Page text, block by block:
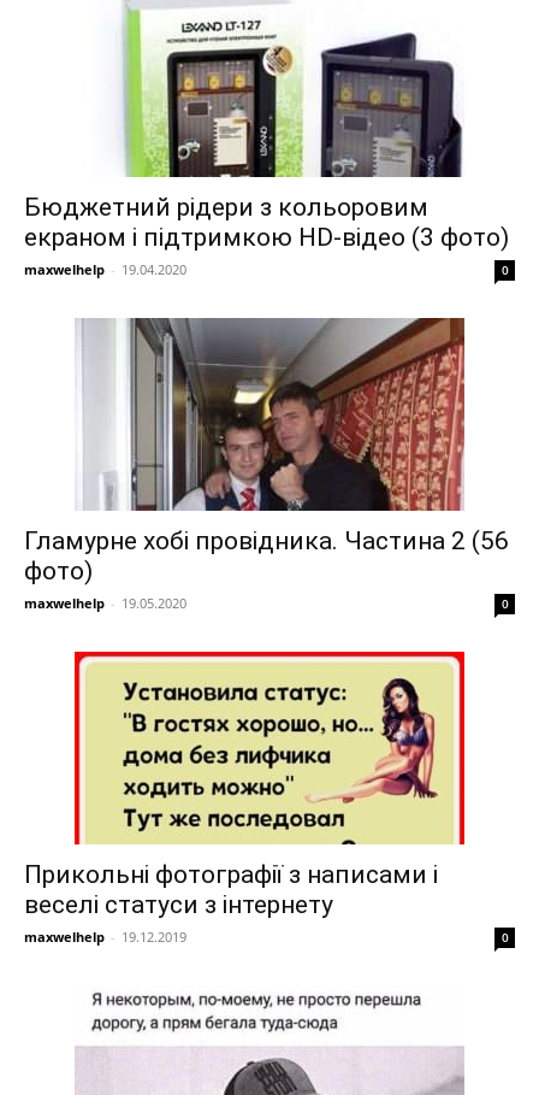
Бюджетний рідери з кольоровим
екраном і підтримкою HD-відео (3 фото)
maxwelhelp - 19.04.2020 0
Гламурне хобі провідника. Частина 2 (56
фото)
maxwelhelp - 19.05.2020 0
Прикольні фотографії з написами і
веселі статуси з інтернету
maxwelhelp - 19.12.2019 0